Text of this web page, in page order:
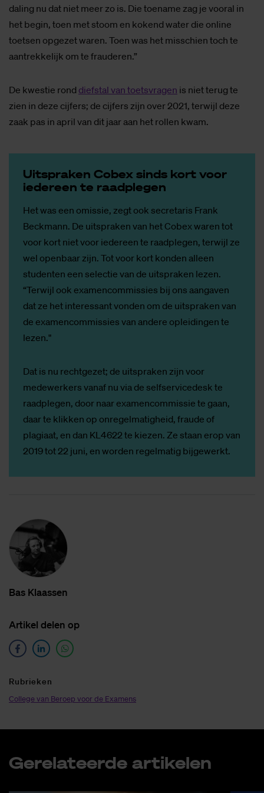
daling nu dat niet meer zo is. Die toename zag je vooral in
het begin, toen met stoom en kokend water die online
toetsen opgezet waren. Toen was het misschien toch te
aantrekkelijk om te frauderen.”
De kwestie rond diefstal van toetsvragen is niet terug te
zien in deze cijfers; de cijfers zijn over 2021, terwijl deze
zaak pas in april van dit jaar aan het rollen kwam.
Uit­spra­ken Co­bex sinds kort voor
ie­der­een te raad­ple­gen
Het was een omissie, zegt ook secretaris Frank
Beckmann. De uitspraken van het Cobex waren tot
voor kort niet voor iedereen te raadplegen, terwijl ze
wel openbaar zijn. Tot voor kort konden alleen
studenten een selectie van de uitspraken lezen.
“Terwijl ook examencommissies bij ons aangaven
dat ze het interessant vonden om de uitspraken van
de examencommissies van andere opleidingen te
lezen."
Dat is nu rechtgezet; de uitspraken zijn voor
medewerkers vanaf nu via de selfservicedesk te
raadplegen, door naar examencommissie te gaan,
daar te klikken op onregelmatigheid, fraude of
plagiaat, en dan KL4622 te kiezen. Ze staan erop van
2019 tot 22 juni, en worden regelmatig bijgewerkt.
Bas Klaas­sen
Ar­ti­kel de­len op
Ru­brie­ken
College van Beroep voor de Examens
Ge­re­la­teer­de ar­ti­ke­len